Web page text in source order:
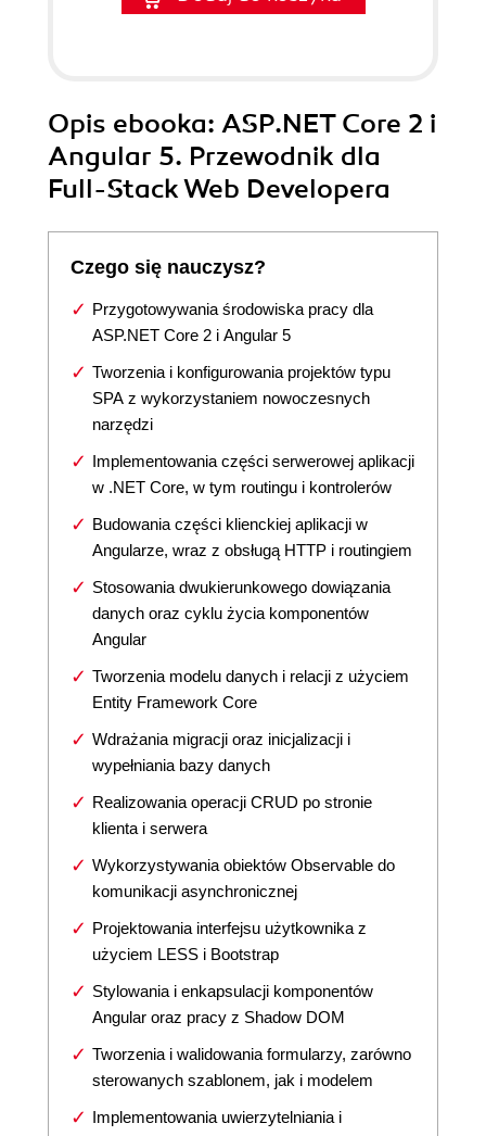
Opis ebooka: ASP.NET Core 2 i
Angular 5. Przewodnik dla
Full-Stack Web Developera
Czego się nauczysz?
Przygotowywania środowiska pracy dla
ASP.NET Core 2 i Angular 5
Tworzenia i konfigurowania projektów typu
SPA z wykorzystaniem nowoczesnych
narzędzi
Implementowania części serwerowej aplikacji
w .NET Core, w tym routingu i kontrolerów
Budowania części klienckiej aplikacji w
Angularze, wraz z obsługą HTTP i routingiem
Stosowania dwukierunkowego dowiązania
danych oraz cyklu życia komponentów
Angular
Tworzenia modelu danych i relacji z użyciem
Entity Framework Core
Wdrażania migracji oraz inicjalizacji i
wypełniania bazy danych
Realizowania operacji CRUD po stronie
klienta i serwera
Wykorzystywania obiektów Observable do
komunikacji asynchronicznej
Projektowania interfejsu użytkownika z
użyciem LESS i Bootstrap
Stylowania i enkapsulacji komponentów
Angular oraz pracy z Shadow DOM
Tworzenia i walidowania formularzy, zarówno
sterowanych szablonem, jak i modelem
Implementowania uwierzytelniania i